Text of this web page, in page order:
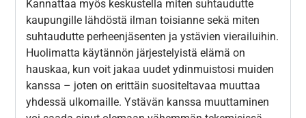
Kannattaa myös keskustella miten suhtaudutte
kaupungille lähdöstä ilman toisianne sekä miten
suhtaudutte perheenjäsenten ja ystävien vierailuihin.
Huolimatta käytännön järjestelyistä elämä on
hauskaa, kun voit jakaa uudet ydinmuistosi muiden
kanssa – joten on erittäin suositeltavaa muuttaa
yhdessä ulkomaille. Ystävän kanssa muuttaminen